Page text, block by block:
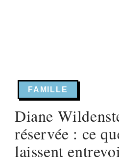
FAMILLE
Diane
réservée : ce
laissent